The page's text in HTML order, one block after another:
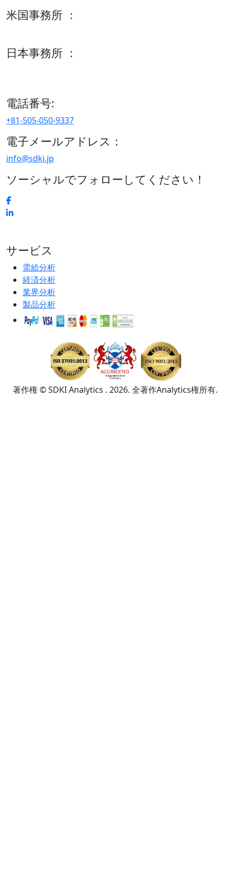
米国事務所 ：
日本事務所 ：
電話番号:
+81-505-050-9337
電子メールアドレス：
info@sdki.jp
ソーシャルでフォローしてください！
サービス
需給分析
経済分析
業界分析
製品分析
著作権 © SDKI Analytics . 2026. 全著作Analytics権所有.